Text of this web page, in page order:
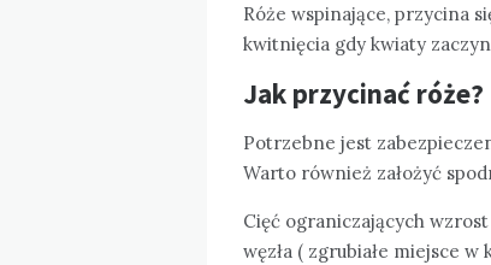
Róże wspinające, przycina
kwitnięcia gdy kwiaty
Jak przycinać róże?
Potrzebne jest
Warto również założyć
Cięć ograniczających
węzła ( zgrubiałe miejsce